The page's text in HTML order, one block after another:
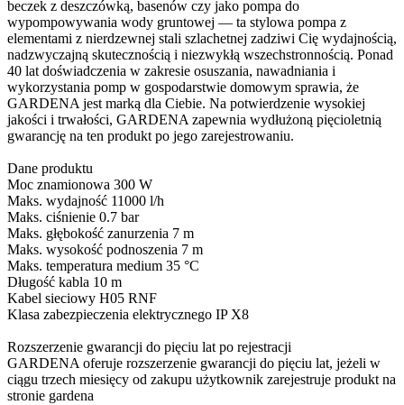
beczek z deszczówką, basenów czy jako pompa do
wypompowywania wody gruntowej — ta stylowa pompa z
elementami z nierdzewnej stali szlachetnej zadziwi Cię wydajnością,
nadzwyczajną skutecznością i niezwykłą wszechstronnością. Ponad
40 lat doświadczenia w zakresie osuszania, nawadniania i
wykorzystania pomp w gospodarstwie domowym sprawia, że
GARDENA jest marką dla Ciebie. Na potwierdzenie wysokiej
jakości i trwałości, GARDENA zapewnia wydłużoną pięcioletnią
gwarancję na ten produkt po jego zarejestrowaniu.
Dane produktu
Moc znamionowa 300 W
Maks. wydajność 11000 l/h
Maks. ciśnienie 0.7 bar
Maks. głębokość zanurzenia 7 m
Maks. wysokość podnoszenia 7 m
Maks. temperatura medium 35 °C
Długość kabla 10 m
Kabel sieciowy H05 RNF
Klasa zabezpieczenia elektrycznego IP X8
Rozszerzenie gwarancji do pięciu lat po rejestracji
GARDENA oferuje rozszerzenie gwarancji do pięciu lat, jeżeli w
ciągu trzech miesięcy od zakupu użytkownik zarejestruje produkt na
stronie gardena